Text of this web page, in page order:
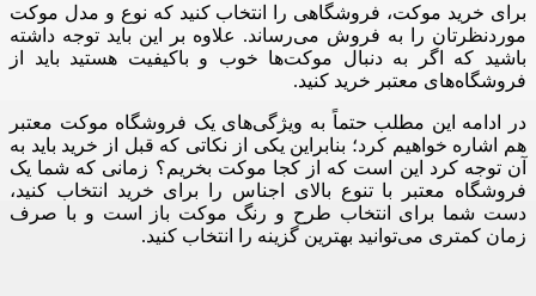
برای خرید موکت، فروشگاهی را انتخاب کنید که نوع و مدل موکت
موردنظرتان را به فروش می‌رساند. علاوه بر این باید توجه داشته
باشید که اگر به دنبال موکت‌ها خوب و باکیفیت هستید باید از
فروشگاه‌های معتبر خرید کنید.
در ادامه این مطلب حتماً به ویژگی‌های یک فروشگاه موکت معتبر
هم اشاره خواهیم کرد؛ بنابراین یکی از نکاتی که قبل از خرید باید به
آن توجه کرد این است که از کجا موکت بخریم؟ زمانی که شما یک
فروشگاه معتبر با تنوع بالای اجناس را برای خرید انتخاب کنید،
دست شما برای انتخاب طرح و رنگ موکت باز است و با صرف
زمان کمتری می‌توانید بهترین گزینه را انتخاب کنید.